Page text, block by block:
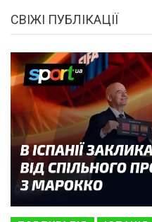
СВІЖІ ПУБЛІКАЦІЇ